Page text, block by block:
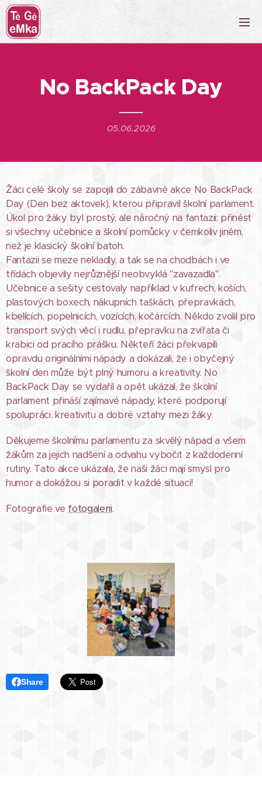
No BackPack Day
05.06.2026
Žáci celé školy se zapojili do zábavné akce No BackPack
Day (Den bez aktovek), kterou připravil školní parlament.
Úkol pro žáky byl prostý, ale náročný na fantazii: přinést
si všechny učebnice a školní pomůcky v čemkoliv jiném,
než je klasický školní batoh.
Fantazii se meze nekladly, a tak se na chodbách i ve
třídách objevily nejrůznější neobvyklá "zavazadla".
Učebnice a sešity cestovaly například v kufrech, koších,
plastových boxech, nákupních taškách, přepravkách,
kbelících, popelnicích, vozících, kočárcích. Někdo zvolil pro
transport svých věcí i rudlu, přepravku na zvířata či
krabici od pracího prášku. Někteří žáci překvapili
opravdu originálními nápady a dokázali, že i obyčejný
školní den může být plný humoru a kreativity. No
BackPack Day se vydařil a opět ukázal, že školní
parlament přináší zajímavé nápady, které podporují
spolupráci, kreativitu a dobré vztahy mezi žáky.
Děkujeme školnímu parlamentu za skvělý nápad a všem
žákům za jejich nadšení a odvahu vybočit z každodenní
rutiny. Tato akce ukázala, že naši žáci mají smysl pro
humor a dokážou si poradit v každé situaci!
Fotografie ve fotogalerii.
Share